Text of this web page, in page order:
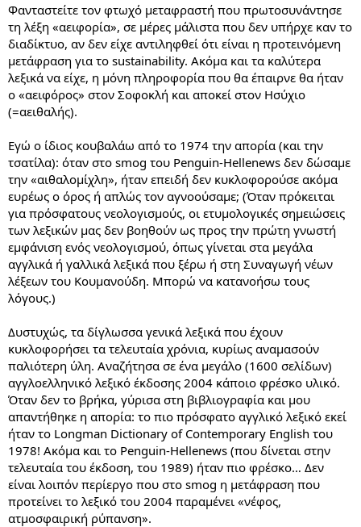
Φανταστείτε τον φτωχό μεταφραστή που πρωτοσυνάντησε
τη λέξη «αειφορία», σε μέρες μάλιστα που δεν υπήρχε καν το
διαδίκτυο, αν δεν είχε αντιληφθεί ότι είναι η προτεινόμενη
μετάφραση για το sustainability. Ακόμα και τα καλύτερα
λεξικά να είχε, η μόνη πληροφορία που θα έπαιρνε θα ήταν
ο «αειφόρος» στον Σοφοκλή και αποκεί στον Ησύχιο
(=αειθαλής).
Εγώ ο ίδιος κουβαλάω από το 1974 την απορία (και την
τσατίλα): όταν στο smog του Penguin-Hellenews δεν δώσαμε
την «αιθαλομίχλη», ήταν επειδή δεν κυκλοφορούσε ακόμα
ευρέως ο όρος ή απλώς τον αγνοούσαμε; (Όταν πρόκειται
για πρόσφατους νεολογισμούς, οι ετυμολογικές σημειώσεις
των λεξικών μας δεν βοηθούν ως προς την πρώτη γνωστή
εμφάνιση ενός νεολογισμού, όπως γίνεται στα μεγάλα
αγγλικά ή γαλλικά λεξικά που ξέρω ή στη Συναγωγή νέων
λέξεων του Κουμανούδη. Μπορώ να κατανοήσω τους
λόγους.)
Δυστυχώς, τα δίγλωσσα γενικά λεξικά που έχουν
κυκλοφορήσει τα τελευταία χρόνια, κυρίως αναμασούν
παλιότερη ύλη. Αναζήτησα σε ένα μεγάλο (1600 σελίδων)
αγγλοελληνικό λεξικό έκδοσης 2004 κάποιο φρέσκο υλικό.
Όταν δεν το βρήκα, γύρισα στη βιβλιογραφία και μου
απαντήθηκε η απορία: το πιο πρόσφατο αγγλικό λεξικό εκεί
ήταν το Longman Dictionary of Contemporary English του
1978! Ακόμα και το Penguin-Hellenews (που δίνεται στην
τελευταία του έκδοση, του 1989) ήταν πιο φρέσκο… Δεν
είναι λοιπόν περίεργο που στο smog η μετάφραση που
προτείνει το λεξικό του 2004 παραμένει «νέφος,
ατμοσφαιρική ρύπανση».